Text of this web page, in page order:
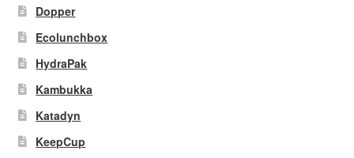
Dopper
Ecolunchbox
HydraPak
Kambukka
Katadyn
KeepCup